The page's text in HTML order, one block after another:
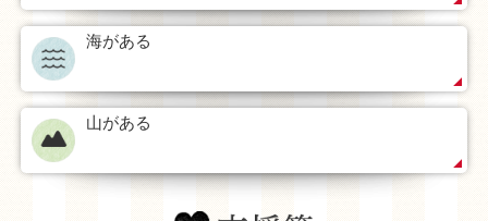
海がある
山がある